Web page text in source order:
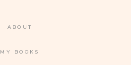
ABOUT
MY BOOKS